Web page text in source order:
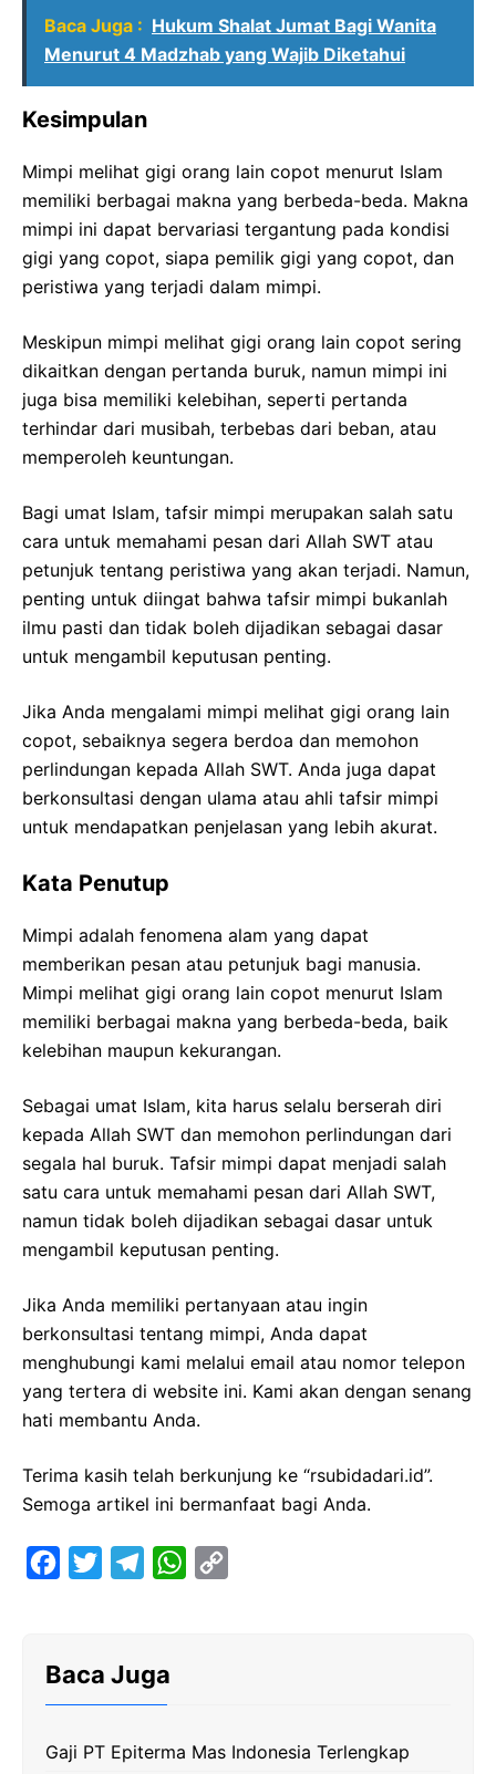
Baca Juga : Hukum Shalat Jumat Bagi Wanita
Menurut 4 Madzhab yang Wajib Diketahui
Kesimpulan
Mimpi melihat gigi orang lain copot menurut Islam
memiliki berbagai makna yang berbeda-beda. Makna
mimpi ini dapat bervariasi tergantung pada kondisi
gigi yang copot, siapa pemilik gigi yang copot, dan
peristiwa yang terjadi dalam mimpi.
Meskipun mimpi melihat gigi orang lain copot sering
dikaitkan dengan pertanda buruk, namun mimpi ini
juga bisa memiliki kelebihan, seperti pertanda
terhindar dari musibah, terbebas dari beban, atau
memperoleh keuntungan.
Bagi umat Islam, tafsir mimpi merupakan salah satu
cara untuk memahami pesan dari Allah SWT atau
petunjuk tentang peristiwa yang akan terjadi. Namun,
penting untuk diingat bahwa tafsir mimpi bukanlah
ilmu pasti dan tidak boleh dijadikan sebagai dasar
untuk mengambil keputusan penting.
Jika Anda mengalami mimpi melihat gigi orang lain
copot, sebaiknya segera berdoa dan memohon
perlindungan kepada Allah SWT. Anda juga dapat
berkonsultasi dengan ulama atau ahli tafsir mimpi
untuk mendapatkan penjelasan yang lebih akurat.
Kata Penutup
Mimpi adalah fenomena alam yang dapat
memberikan pesan atau petunjuk bagi manusia.
Mimpi melihat gigi orang lain copot menurut Islam
memiliki berbagai makna yang berbeda-beda, baik
kelebihan maupun kekurangan.
Sebagai umat Islam, kita harus selalu berserah diri
kepada Allah SWT dan memohon perlindungan dari
segala hal buruk. Tafsir mimpi dapat menjadi salah
satu cara untuk memahami pesan dari Allah SWT,
namun tidak boleh dijadikan sebagai dasar untuk
mengambil keputusan penting.
Jika Anda memiliki pertanyaan atau ingin
berkonsultasi tentang mimpi, Anda dapat
menghubungi kami melalui email atau nomor telepon
yang tertera di website ini. Kami akan dengan senang
hati membantu Anda.
Terima kasih telah berkunjung ke “rsubidadari.id”.
Semoga artikel ini bermanfaat bagi Anda.
o
g
a
W
p
n
Baca Juga
Gaji PT Epiterma Mas Indonesia Terlengkap